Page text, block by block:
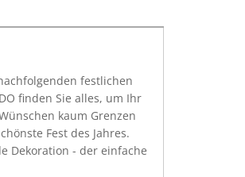
festlichen
finden Sie alles, um Ihr
kaum Grenzen
Fest des Jahres.
Dekoration - der einfache